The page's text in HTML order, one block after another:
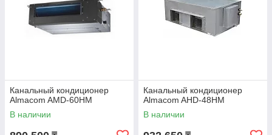
Канальный кондиционер
Almacom AMD-60HM
В наличии
Канальный кондиционер
Almacom AHD-48HМ
В наличии